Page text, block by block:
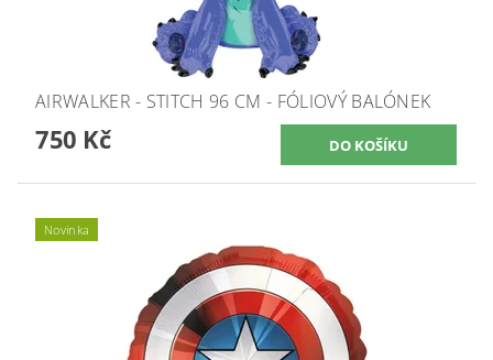
AIRWALKER - STITCH 96 CM - FÓLIOVÝ BALÓNEK
750 Kč
Novinka